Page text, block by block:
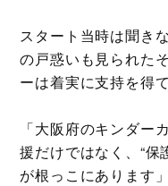
スタート当時は聞き
の戸惑いも見られた
ーは着実に支持を得
「大阪府のキンダー
援だけではなく、“保
が根っこにあります